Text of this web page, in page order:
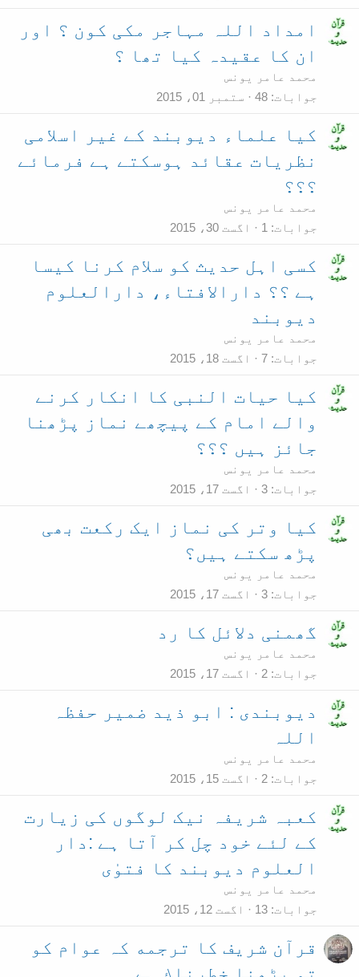
امداد اللہ مہاجر مکی کون ؟ اور
ان کا عقیدہ کیا تھا ؟
محمد عامر یونس
جوابات 48 ستمبر 01، 2015
کیا علماء ديوبند کے غیر اسلامی
نظریات عقائد ہوسکتے ہے فرمائے
؟؟؟
محمد عامر یونس
جوابات
1 اگست 30، 2015
کسی اہل حدیث کو سلام کرنا کیسا
ہے ؟؟ دارالافتاء، دارالعلوم
دیوبند
محمد عامر یونس
جوابات 7 اگست 18، 2015
کیا حیات النبی کا انکار کرنے
والے امام کے پیچھے نماز پڑھنا
جائز ہیں ؟؟؟
محمد عامر یونس
جوابات 3 اگست 17، 2015
کیا وتر کی نماز ایک رکعت بھی
پڑھ سکتے ہیں؟
محمد عامر یونس
جوابات 3 اگست 17، 2015
گھمنی دلائل کا رد
محمد عامر یونس
جوابات 2 اگست 17، 2015
دیوبندی : ابو ذید ضمیر حفظہ
اللہ
محمد عامر یونس
جوابات 2 اگست 15، 2015
کعبہ شریفہ نیک لوگوں کی زیارت
کے لئے خود چل کر آتا ہے :دار
العلوم دیوبند کا فتوٰی
محمد عامر یونس
جوابات 13 اگست 12، 2015
قرآن شريف كا ترجمه كہ عوام كو